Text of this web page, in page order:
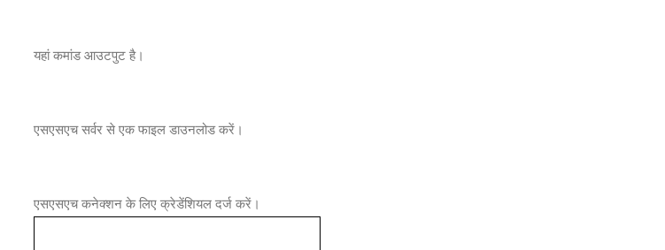
यहां कमांड आउटपुट है।
एसएसएच सर्वर से एक फाइल डाउनलोड करें।
एसएसएच कनेक्शन के लिए क्रेडेंशियल दर्ज करें।